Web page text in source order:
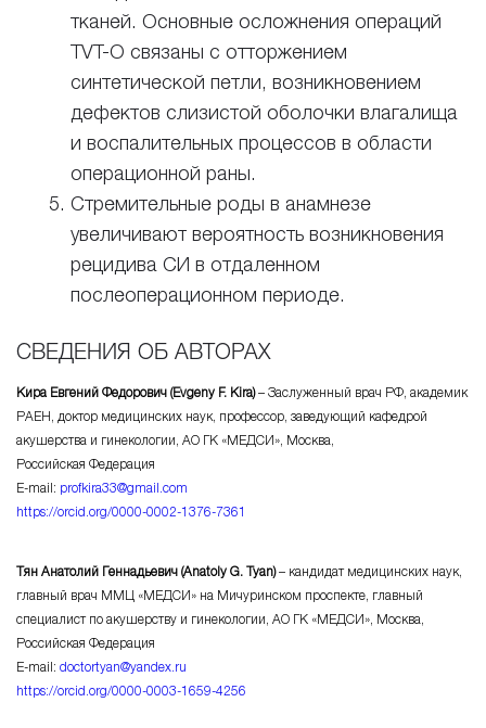
тканей. Основные осложнения операций
TVT-O связаны с отторжением
синтетической петли, возникновением
дефектов слизистой оболочки влагалища
и воспалительных процессов в области
операционной раны.
Стремительные роды в анамнезе
увеличивают вероятность возникновения
рецидива СИ в отдаленном
послеоперационном периоде.
СВЕДЕНИЯ ОБ АВТОРАХ
Кира Евгений Федорович (Evgeny F. Kira)– Заслуженный врач РФ, академик
РАЕН, доктор медицинских наук, профессор, заведующий кафедрой
акушерства и гинекологии, АО ГК «МЕДСИ», Москва,
Российская Федерация
E-mail: profkira33@gmail.com
https://orcid.org/0000-0002-1376-7361
Тян Анатолий Геннадьевич (Anatoly G. Tyan)– кандидат медицинских наук,
главный врач ММЦ «МЕДСИ» на Мичуринском проспекте, главный
специалист по акушерству и гинекологии, АО ГК «МЕДСИ», Москва,
Российская Федерация
E-mail: doctortyan@yandex.ru
https://orcid.org/0000-0003-1659-4256